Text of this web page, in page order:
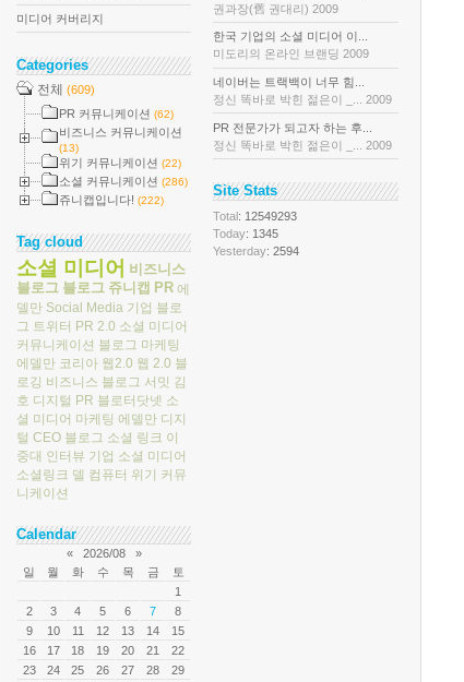
미디어 커버리지
Categories
전체 (609)
PR 커뮤니케이션 (62)
비즈니스 커뮤니케이션
(13)
위기 커뮤니케이션 (22)
소셜 커뮤니케이션 (286)
쥬니캡입니다! (222)
Tag cloud
소셜 미디어 비즈니스
블로그 블로그 쥬니캡 PR 에
델만 Social Media 기업 블로
그 트위터 PR 2.0 소셜 미디어
커뮤니케이션 블로그 마케팅
에델만 코리아 웹2.0 웹 2.0 블
로깅 비즈니스 블로그 서밋 김
호 디지털 PR 블로터닷넷 소
셜 미디어 마케팅 에델만 디지
털 CEO 블로그 소셜 링크 이
중대 인터뷰 기업 소셜 미디어
소셜링크 델 컴퓨터 위기 커뮤
니케이션
Calendar
« 2026/08
»
일
월 화 수 목 금
토
1
2
3 4 5 6 7
8
9
10 11 12 13 14
15
16
17 18 19 20 21
22
23
24 25 26 27 28 29
권과장(舊 권대리) 2009
한국 기업의 소셜 미디어 이...
미도리의 온라인 브랜딩 2009
네이버는 트랙백이 너무 힘...
정신 똑바로 박힌 젊은이 _... 2009
PR 전문가가 되고자 하는 후...
정신 똑바로 박힌 젊은이 _... 2009
Site Stats
Total: 12549293
Today: 1345
Yesterday: 2594